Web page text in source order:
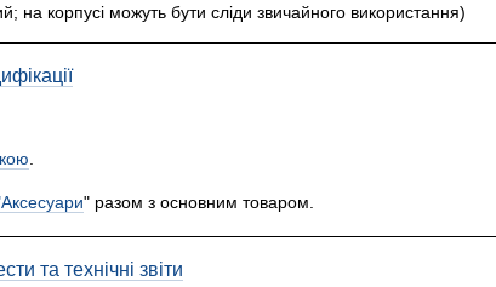
на корпусі можуть бути сліди звичайного використання)
.
" разом з основним товаром.
та технічні звіти